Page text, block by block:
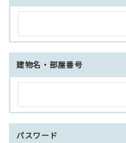
建物名・部屋番号
パスワード